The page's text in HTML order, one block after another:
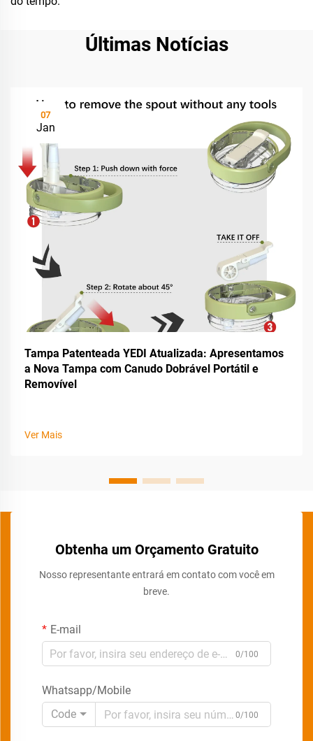
Últimas Notícias
07
Jan
Tampa Patenteada YEDI Atualizada: Apresentamos
a Nova Tampa com Canudo Dobrável Portátil e
Removível
Ver Mais
Obtenha um Orçamento Gratuito
Nosso representante entrará em contato com você em
breve.
E-mail
0/100
Whatsapp/Mobile
Code
0/100